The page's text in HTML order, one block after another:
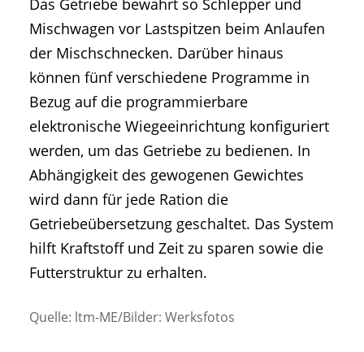
Das Getriebe bewahrt so Schlepper und
Mischwagen vor Lastspitzen beim Anlaufen
der Mischschnecken. Darüber hinaus
können fünf verschiedene Programme in
Bezug auf die programmierbare
elektronische Wiegeeinrichtung konfiguriert
werden, um das Getriebe zu bedienen. In
Abhängigkeit des gewogenen Gewichtes
wird dann für jede Ration die
Getriebeübersetzung geschaltet. Das System
hilft Kraftstoff und Zeit zu sparen sowie die
Futterstruktur zu erhalten.
Quelle: ltm-ME/Bilder: Werksfotos